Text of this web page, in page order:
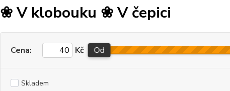
❀ V klobouku ❀ V čepici
Cena: Kč Od
Skladem